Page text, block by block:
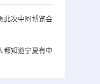
此次中阿博览会
都知道宁夏有中